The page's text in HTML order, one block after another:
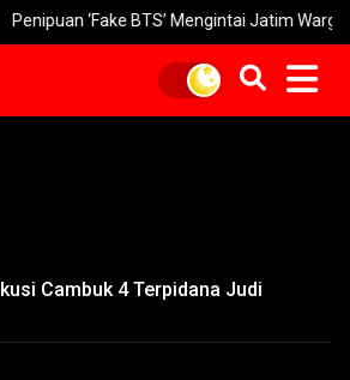
‘Fake BTS’ Mengintai Jatim Warga
Cambuk 4 Terpidana Judi